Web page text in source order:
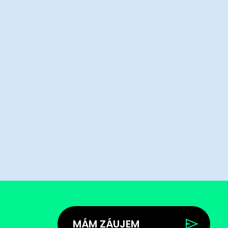
MÁM ZÁUJEM